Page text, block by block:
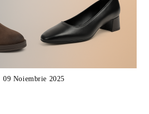
09 Noiembrie 2025